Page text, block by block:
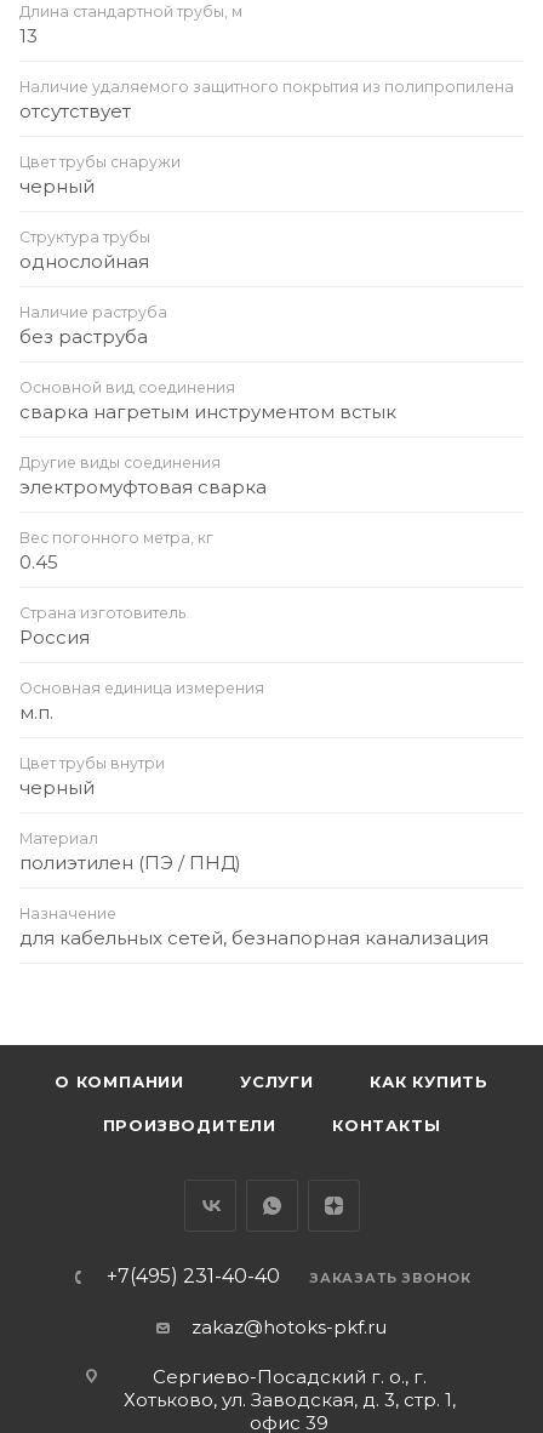
Длина стандартной трубы, м
13
Наличие удаляемого защитного покрытия из полипропилена
отсутствует
Цвет трубы снаружи
черный
Структура трубы
однослойная
Наличие раструба
без раструба
Основной вид соединения
сварка нагретым инструментом встык
Другие виды соединения
электромуфтовая сварка
Вес погонного метра, кг
0.45
Страна изготовитель
Россия
Основная единица измерения
м.п.
Цвет трубы внутри
черный
Материал
полиэтилен (ПЭ / ПНД)
Назначение
для кабельных сетей, безнапорная канализация
О КОМПАНИИ УСЛУГИ КАК КУПИТЬ
ПРОИЗВОДИТЕЛИ КОНТАКТЫ
+7(495) 231-40-40 ЗАКАЗАТЬ ЗВОНОК
zakaz@hotoks-pkf.ru
Сергиево-Посадский г. о., г.
Хотьково, ул. Заводская, д. 3, стр. 1,
офис 39